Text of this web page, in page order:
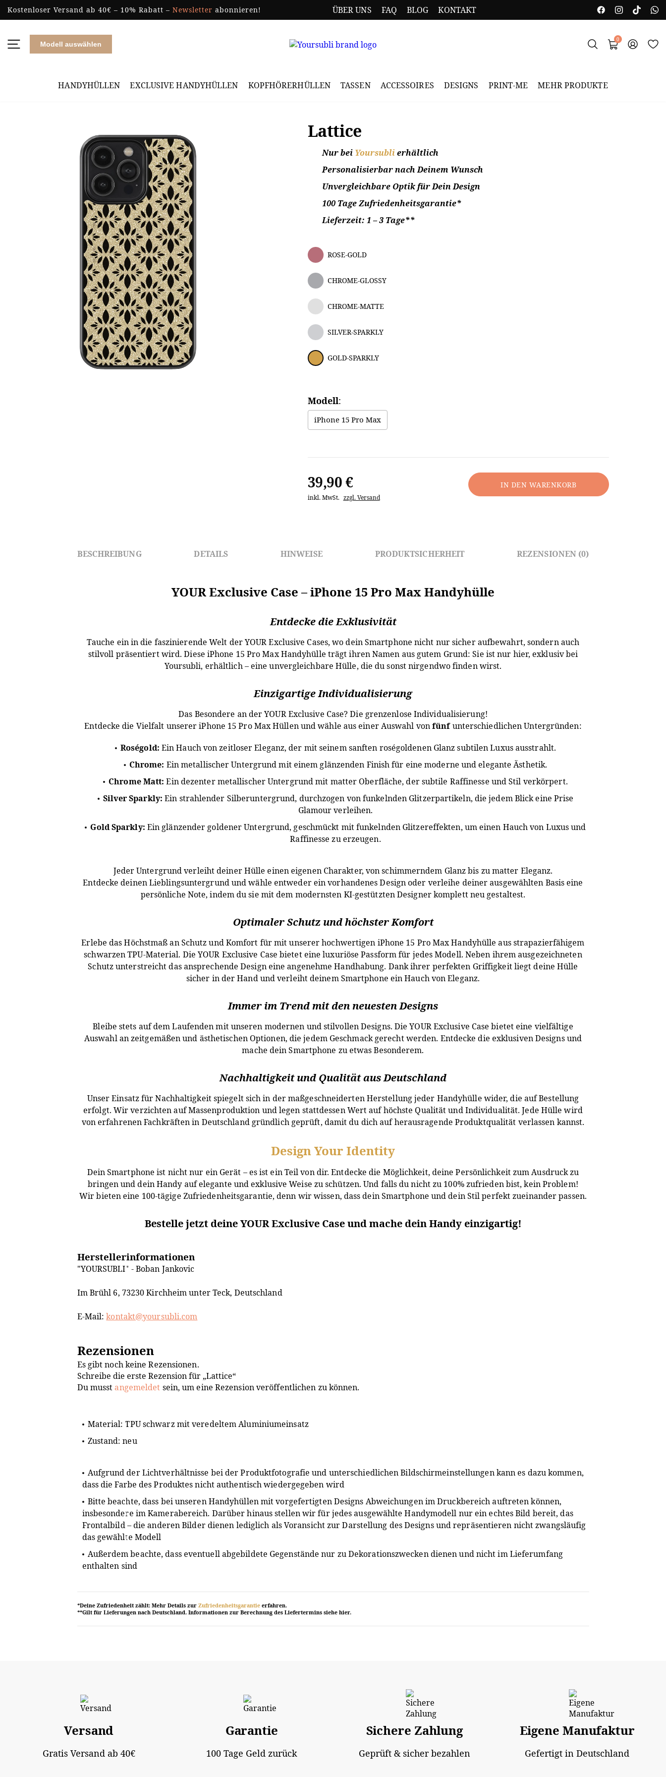
Skip to content
Kostenloser Versand ab 40€ – 10% Rabatt – Newsletter abonnieren! ÜBER UNS FAQ BLOG KONTAKT
HANDYHÜLLEN
KOPFHÖRERHÜLLEN
MEHR PRODUKTE
Modell auswählen
0
HANDYHÜLLEN EXCLUSIVE HANDYHÜLLEN KOPFHÖRERHÜLLEN TASSEN ACCESSOIRES DESIGNS PRINT-ME MEHR PRODUKTE
Lattice
Nur bei Yoursubli erhältlich
Personalisierbar nach Deinem Wunsch
Unvergleichbare Optik für Dein Design
100 Tage Zufriedenheitsgarantie*
Lieferzeit: 1 – 3 Tage**
ROSE-GOLD
CHROME-GLOSSY
CHROME-MATTE
SILVER-SPARKLY
GOLD-SPARKLY
Modell:
iPhone 15 Pro Max
39,90€
inkl. MwSt. zzgl. Versand
IN DEN WARENKORB
BESCHREIBUNG PRODUKTSICHERHEIT REZENSIONEN (0)
DETAILS HINWEISE
YOUR Exclusive Case – iPhone 15 Pro Max Handyhülle
Entdecke die Exklusivität
Tauche ein in die faszinierende Welt der YOUR Exclusive Cases, wo dein Smartphone nicht nur sicher aufbewahrt, sondern auch
stilvoll präsentiert wird. Diese iPhone 15 Pro Max Handyhülle trägt ihren Namen aus gutem Grund: Sie ist nur hier, exklusiv bei
Yoursubli, erhältlich – eine unvergleichbare Hülle, die du sonst nirgendwo finden wirst.
Einzigartige Individualisierung
Das Besondere an der YOUR Exclusive Case? Die grenzenlose Individualisierung!
Entdecke die Vielfalt unserer iPhone 15 Pro Max Hüllen und wähle aus einer Auswahl vonfünfunterschiedlichen Untergründen:
Roségold: Ein Hauch von zeitloser Eleganz, der mit seinem sanften roségoldenen Glanz subtilen Luxus ausstrahlt.
Chrome: Ein metallischer Untergrund mit einem glänzenden Finish für eine moderne und elegante Ästhetik.
Chrome Matt: Ein dezenter metallischer Untergrund mit matter Oberfläche, der subtile Raffinesse und Stil verkörpert.
Silver Sparkly: Ein strahlender Silberuntergrund, durchzogen von funkelnden Glitzerpartikeln, die jedem Blick eine Prise
Glamour verleihen.
Gold Sparkly: Ein glänzender goldener Untergrund, geschmückt mit funkelnden Glitzereffekten, um einen Hauch von Luxus und
Raffinesse zu erzeugen.
Jeder Untergrund verleiht deiner Hülle einen eigenen Charakter, von schimmerndem Glanz bis zu matter Eleganz.
Entdecke deinen Lieblingsuntergrund und wähle entweder ein vorhandenes Design oder verleihe deiner ausgewählten Basis eine
persönliche Note, indem du sie mit dem modernsten KI-gestützten Designer komplett neu gestaltest.
Optimaler Schutz und höchster Komfort
Erlebe das Höchstmaß an Schutz und Komfort für mit unserer hochwertigen iPhone 15 Pro Max Handyhülle aus strapazierfähigem
schwarzen TPU-Material. Die YOUR Exclusive Case bietet eine luxuriöse Passform für jedes Modell. Neben ihrem ausgezeichneten
Schutz unterstreicht das ansprechende Design eine angenehme Handhabung. Dank ihrer perfekten Griffigkeit liegt deine Hülle
sicher in der Hand und verleiht deinem Smartphone ein Hauch von Eleganz.
Immer im Trend mit den neuesten Designs
Bleibe stets auf dem Laufenden mit unseren modernen und stilvollen Designs. Die YOUR Exclusive Case bietet eine vielfältige
Auswahl an zeitgemäßen und ästhetischen Optionen, die jedem Geschmack gerecht werden. Entdecke die exklusiven Designs und
mache dein Smartphone zu etwas Besonderem.
Nachhaltigkeit und Qualität aus Deutschland
Unser Einsatz für Nachhaltigkeit spiegelt sich in der maßgeschneiderten Herstellung jeder Handyhülle wider, die auf Bestellung
erfolgt. Wir verzichten auf Massenproduktion und legen stattdessen Wert auf höchste Qualität und Individualität. Jede Hülle wird
von erfahrenen Fachkräften in Deutschland gründlich geprüft, damit du dich auf herausragende Produktqualität verlassen kannst.
Design Your Identity
Dein Smartphone ist nicht nur ein Gerät – es ist ein Teil von dir. Entdecke die Möglichkeit, deine Persönlichkeit zum Ausdruck zu
bringen und dein Handy auf elegante und exklusive Weise zu schützen. Und falls du nicht zu 100% zufrieden bist, kein Problem!
Wir bieten eine 100-tägige Zufriedenheitsgarantie, denn wir wissen, dass dein Smartphone und dein Stil perfekt zueinander passen.
Bestelle jetzt deine YOUR Exclusive Case und mache dein Handy einzigartig!
Herstellerinformationen
"YOURSUBLI" - Boban Jankovic
Im Brühl 6, 73230 Kirchheim unter Teck, Deutschland
E-Mail:kontakt@yoursubli.com
Rezensionen
Es gibt noch keine Rezensionen.
Schreibe die erste Rezension für „Lattice“
Du musstangemeldet sein, um eine Rezension veröffentlichen zu können.
Material: TPU schwarz mit veredeltem Aluminiumeinsatz
Zustand: neu
Aufgrund der Lichtverhältnisse bei der Produktfotografie und unterschiedlichen Bildschirmeinstellungen kann es dazu kommen,
dass die Farbe des Produktes nicht authentisch wiedergegeben wird
Bitte beachte, dass bei unseren Handyhüllen mit vorgefertigten Designs Abweichungen im Druckbereich auftreten können,
insbesondere im Kamerabereich. Darüber hinaus stellen wir für jedes ausgewählte Handymodell nur ein echtes Bild bereit, das
Frontalbild – die anderen Bilder dienen lediglich als Voransicht zur Darstellung des Designs und repräsentieren nicht zwangsläufig
das gewählte Modell
Außerdem beachte, dass eventuell abgebildete Gegenstände nur zu Dekorationszwecken dienen und nicht im Lieferumfang
enthalten sind
*Deine Zufriedenheit zählt: Mehr Details zur Zufriedenheitsgarantieerfahren.
**Gilt für Lieferungen nach Deutschland. Informationen zur Berechnung des Liefertermins siehe hier.
Versand
Gratis Versand ab 40€
Garantie
100 Tage Geld zurück
Sichere Zahlung
Geprüft & sicher bezahlen
Eigene Manufaktur
Gefertigt in Deutschland